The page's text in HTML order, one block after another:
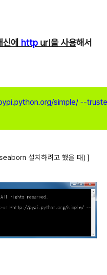
에 httpurl을 사용해서
simple/ --
설치하려고 했을 때) ]